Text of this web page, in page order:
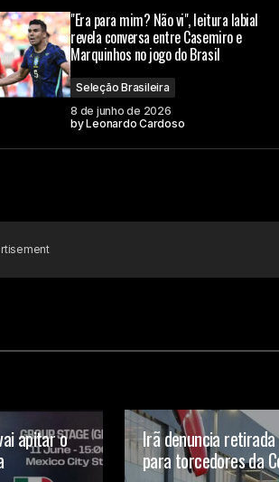
"Era para mim? Não vi", leitura labial
revela conversa entre Casemiro e
Marquinhos no jogo do Brasil
Seleção Brasileira
8 de junho de 2026
byLeonardo Cardoso
apitar o
Irã denuncia
para torcedores da